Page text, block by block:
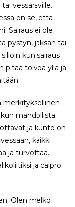
vessaraville.
on se, että
Sairaus ei ole
pystyn, jaksan tai
kun sairaus
pitää toivoa yllä ja
merkityksellinen
mahdollista.
ja kunto on
kaikki
ja turvottaa.
ja calpro
Olen melko